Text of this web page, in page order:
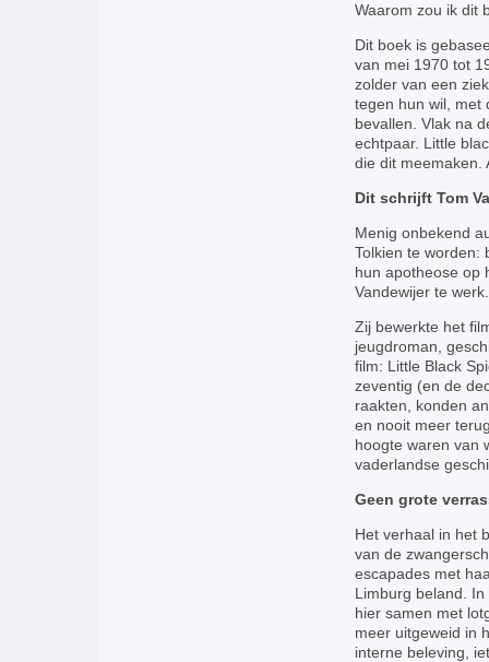
Waarom zou ik dit
Dit boek is
van mei 1970 tot
zolder van een
tegen hun wil, met
bevallen. Vlak na
echtpaar. Little
die dit meemaken.
Dit schrijft Tom
Menig onbekend
Tolkien te worden:
hun apotheose op
Vandewijer te werk.
Zij bewerkte het
jeugdroman,
film: Little Black
zeventig (en de
raakten, konden
en nooit meer
hoogte waren van
vaderlandse
Geen grote
Het verhaal in het
van de
escapades met
Limburg beland.
hier samen met
meer uitgeweid in
interne beleving,